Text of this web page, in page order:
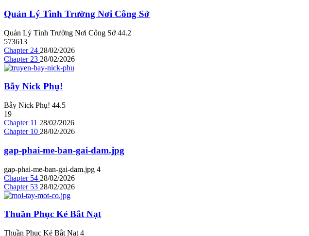
Quản Lý Tình Trường Nơi Công Sở
Quản Lý Tình Trường Nơi Công Sở 44.2
573613
Chapter 24 28/02/2026
Chapter 23 28/02/2026
Bẫy Nick Phụ!
Bẫy Nick Phụ! 44.5
19
Chapter 11 28/02/2026
Chapter 10 28/02/2026
gap-phai-me-ban-gai-dam.jpg
gap-phai-me-ban-gai-dam.jpg 4
Chapter 54 28/02/2026
Chapter 53 28/02/2026
Thuần Phục Kẻ Bắt Nạt
Thuần Phục Kẻ Bắt Nạt 4